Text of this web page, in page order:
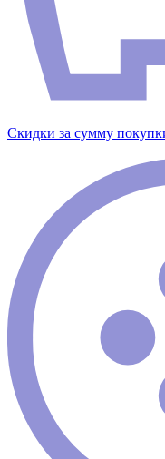
Скидки за сумму